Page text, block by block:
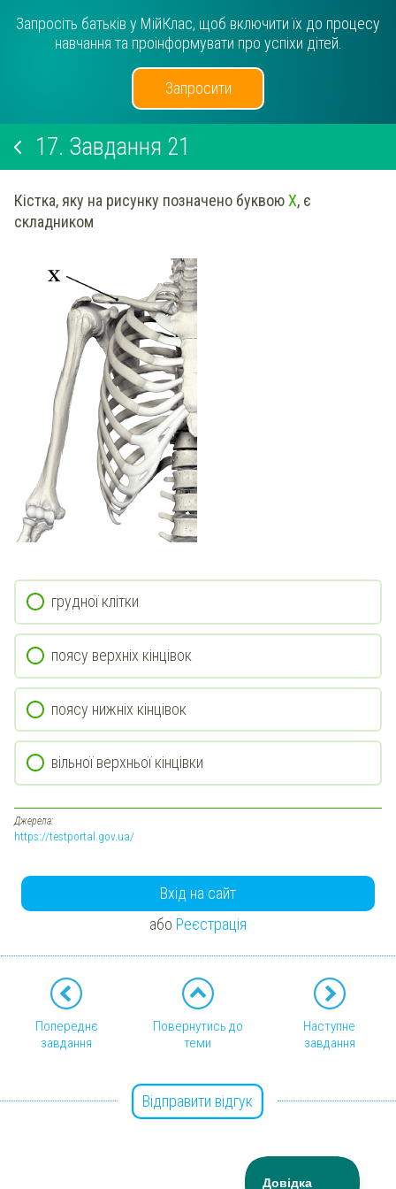
Запросіть батьків у МійКлас, щоб включити їх до процесу
навчання та проінформувати про успіхи дітей.
Запросити
17. Завдання 21
Кістка, яку на рисунку позначено буквоюХ, є
складником
грудної клітки
поясу верхніх кінцівок
поясу нижніх кінцівок
вільної верхньої кінцівки
Джерела:
https://testportal.gov.ua/
Вхід на сайт
або Реєстрація
Попереднє
завдання
Повернутись до
теми
Наступне
завдання
Відправити відгук